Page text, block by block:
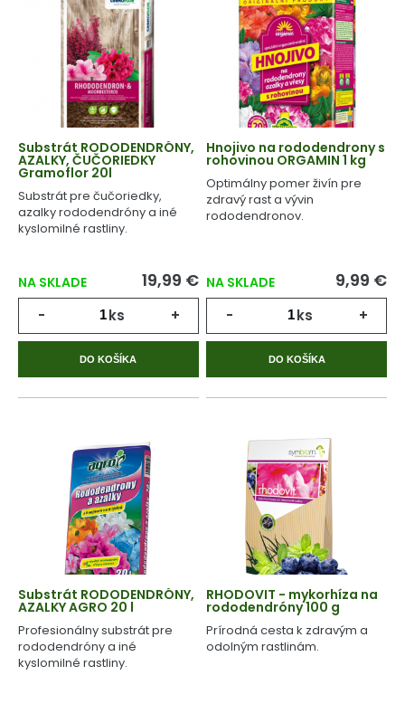
Substrát RODODENDRÓNY,
AZALKY, ČUČORIEDKY
Gramoflor 20l
Substrát pre čučoriedky,
azalky rododendróny a iné
kyslomilné rastliny.
NA SKLADE 19,99 €
- ks +
DO KOŠÍKA
Hnojivo na rododendrony s
rohovinou ORGAMIN 1 kg
Optimálny pomer živín pre
zdravý rast a vývin
rododendronov.
NA SKLADE 9,99 €
- ks +
DO KOŠÍKA
Substrát RODODENDRÓNY,
AZALKY AGRO 20 l
Profesionálny substrát pre
rododendróny a iné
kyslomilné rastliny.
RHODOVIT - mykorhíza na
rododendróny 100 g
Prírodná cesta k zdravým a
odolným rastlinám.